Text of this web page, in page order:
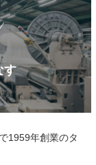
す
1959年創業のタ